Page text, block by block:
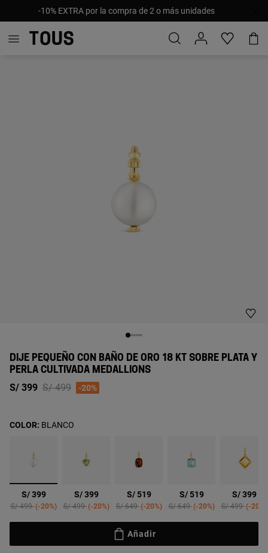
-10% EXTRA por la compra de 2 o más unidades
DIJE PEQUEÑO CON BAÑO DE ORO 18 KT SOBRE PLATA Y
PERLA CULTIVADA MEDALLIONS
S/ 399 Price reduced from
S/ 499to-20%
seleccionado
S/ 399
Price reduced from
S/ 499to-20%
S/ 399
Price reduced from
S/ 499to-20%
S/ 519
Price reduced from
S/ 649to-20%
S/ 519
Price reduced from
S/ 649to-20%
S/ 399
Price reduced
S/ 499to-20%
COLOR: BLANCO
Añadir